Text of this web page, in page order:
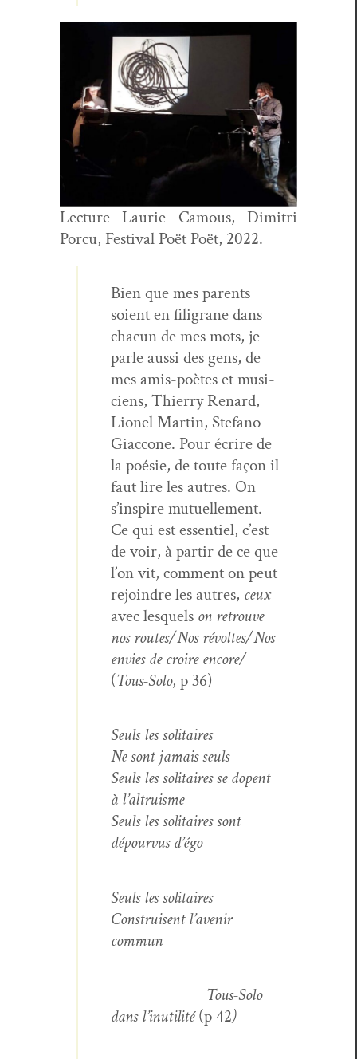
Lec­ture Lau­rie Camous, Dim­itri
Por­cu, Fes­ti­val Poët Poët, 2022.
Bien que mes par­ents
soient en fil­igrane dans
cha­cun de mes mots, je
par­le aus­si des gens, de
mes amis-poètes et musi­
ciens, Thier­ry Renard,
Lionel Mar­tin, Ste­fano
Giac­cone. Pour écrire de
la poésie, de toute façon il
faut lire les autres. On
s’inspire mutuelle­ment.
Ce qui est essen­tiel, c’est
de voir, à par­tir de ce que
l’on vit, com­ment on peut
rejoin­dre les autres, ceux
avec lesquels on retrou­ve
nos routes/Nos révoltes/Nos
envies de croire encore/
(Tous-Solo, p 36)
Seuls les solitaires
Ne sont jamais seuls
Seuls les soli­taires se dopent
à l’altruisme
Seuls les soli­taires sont
dépourvus d’égo
Seuls les solitaires
Con­stru­isent l’avenir
commun
Tous-Solo
dans l’inutilité(p 42)